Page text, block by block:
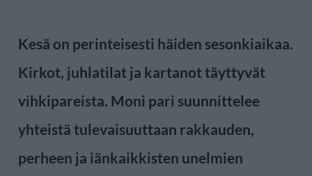
Kesä on perinteisesti häiden sesonkiaikaa.
Kirkot, juhlatilat ja kartanot täyttyvät
vihkipareista. Moni pari suunnittelee
yhteistä tulevaisuuttaan rakkauden,
perheen ja iänkaikkisten unelmien